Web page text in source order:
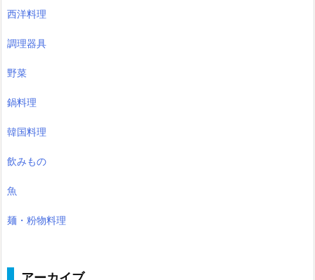
西洋料理
調理器具
野菜
鍋料理
韓国料理
飲みもの
魚
麺・粉物料理